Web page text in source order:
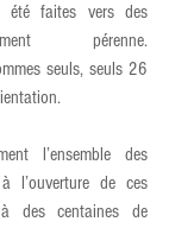
été faites vers des
pérenne.
seuls, seuls 26
l’ensemble des
l’ouverture de ces
des centaines de